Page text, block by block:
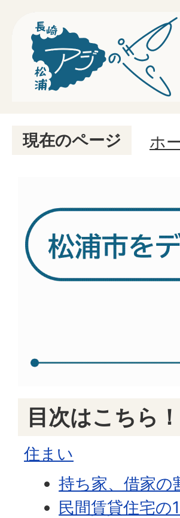
現在のページ ホ
目次はこちら！
住まい
持ち家、借家の
民間賃貸住宅の